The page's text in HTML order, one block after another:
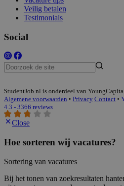
Veilig betalen
Testimonials
Social
StudentJob.nl is onderdeel van
Algemene voorwaarden • Privacy Contact •
4.3 - 3366 reviews
Close
Hoe sorteren wij vacatures?
Sortering van vacatures
Bij het tonen van zoekresultaten